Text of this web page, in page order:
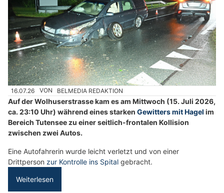
16.07.26 VON BELMEDIA REDAKTION
Auf der Wolhuserstrasse kam es am Mittwoch (15. Juli 2026,
ca. 23:10 Uhr) während eines starken Gewitters mit Hagel im
Bereich Tutensee zu einer seitlich-frontalen Kollision
zwischen zwei Autos.
Eine Autofahrerin wurde leicht verletzt und von einer
Drittperson zur Kontrolle ins Spital gebracht.
Weiterlesen